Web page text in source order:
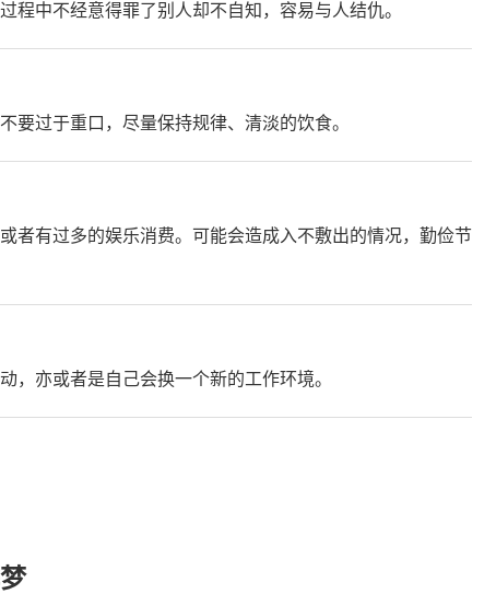
程中不经意得罪了别人却不自知，容易与人结仇。
要过于重口，尽量保持规律、清淡的饮食。
者有过多的娱乐消费。可能会造成入不敷出的情况，勤俭节
，亦或者是自己会换一个新的工作环境。